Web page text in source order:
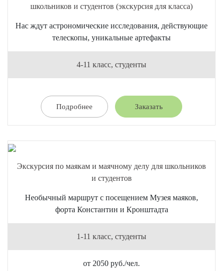
школьников и студентов (экскурсия для класса)
Нас ждут астрономические исследования, действующие
телескопы, уникальные артефакты
4-11 класс, студенты
Подробнее Заказать
Экскурсия по маякам и маячному делу для школьников
и студентов
Необычный маршрут с посещением Музея маяков,
форта Константин и Кронштадта
1-11 класс, студенты
от 2050 руб./чел.